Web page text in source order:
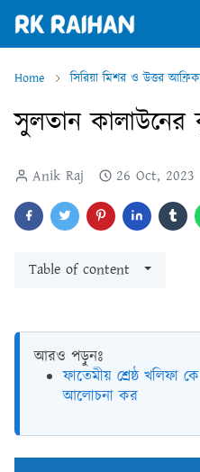
Home সিরিয়া মিশর ও উত্তর
সুলতান কালাউনের
Anik Raj 26 Oct, 2023
Table of content
আরও পড়ুনঃ
ফাতেমীয় শ্রেষ্ঠ খলিফা
আলোচনা কর